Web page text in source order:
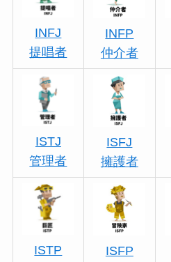
INFJ
提唱者
INFP
仲介者
ISTJ
管理者
ISFJ
擁護者
ISTP
ISFP